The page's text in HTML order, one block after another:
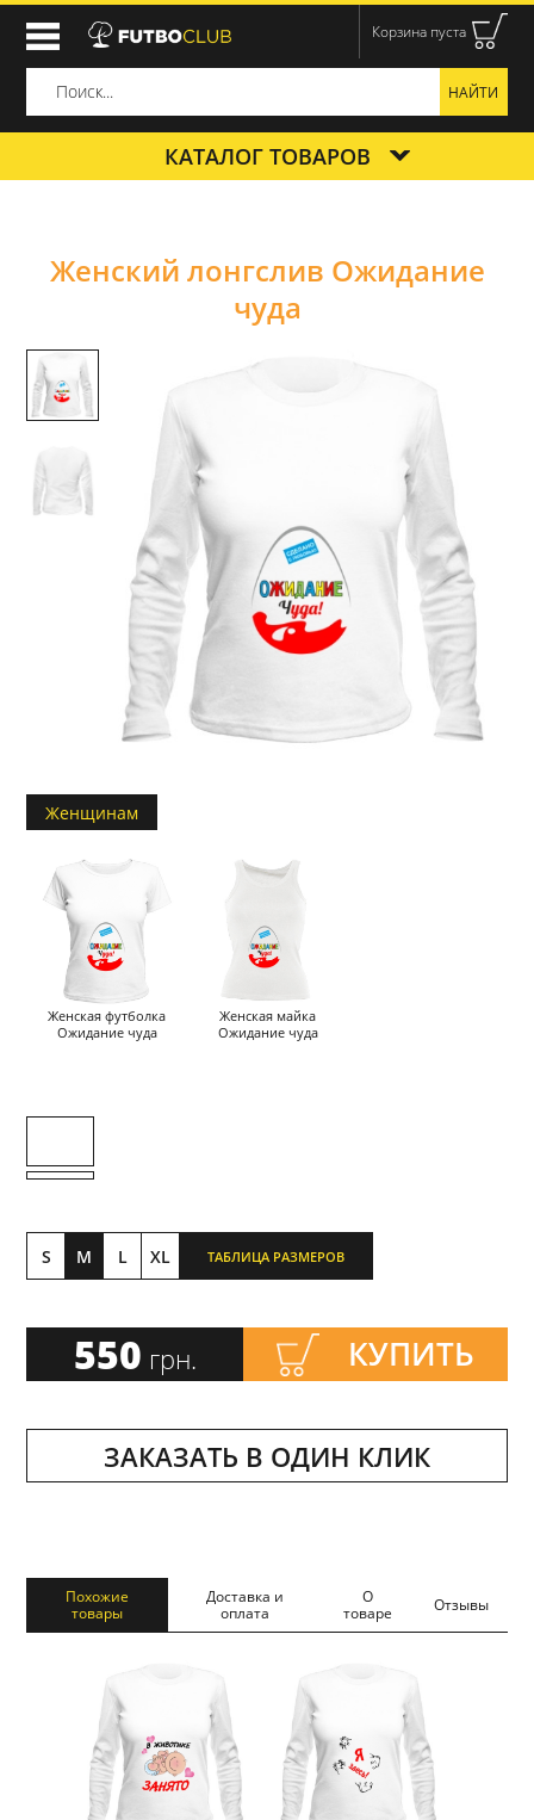
Корзина пуста
КАТАЛОГ ТОВАРОВ
Женский лонгслив Ожидание
чуда
Женщинам
Женская футболка
Ожидание чуда
Женская майка
Ожидание чуда
S M L XL ТАБЛИЦА РАЗМЕРОВ
550 грн. КУПИТЬ
ЗАКАЗАТЬ В ОДИН КЛИК
Похожие
товары
Доставка и
оплата
О
товаре
Отзывы